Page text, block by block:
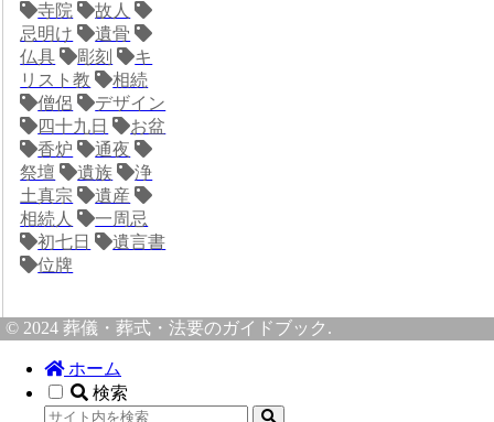
寺院
故人
忌明け
遺骨
仏具
彫刻
キ
リスト教
相続
僧侶
デザイン
四十九日
お盆
香炉
通夜
祭壇
遺族
浄
土真宗
遺産
相続人
一周忌
初七日
遺言書
位牌
© 2024 葬儀・葬式・法要のガイドブック.
ホーム
検索